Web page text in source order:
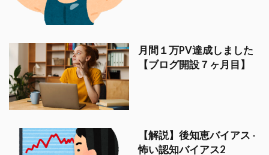
月間１万PV達成しました
【ブログ開設７ヶ月目】
【解説】後知恵バイアス -
怖い認知バイアス2